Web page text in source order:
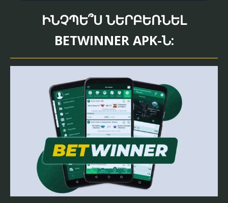
ԻՆՉՊԵ՞Ս ՆԵՐԲԵՌՆԵԼ
BETWINNER APK-Ն: